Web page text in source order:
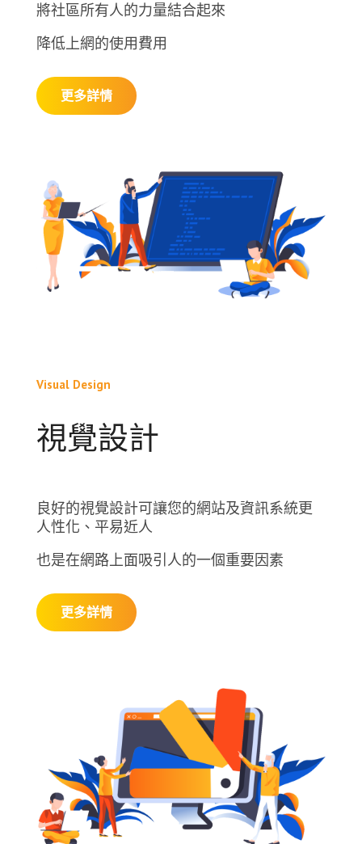
將社區所有人的力量結合起來
降低上網的使用費用
更多詳情
Visual Design
視覺設計
良好的視覺設計可讓您的網站及資訊系統更
人性化、平易近人
也是在網路上面吸引人的一個重要因素
更多詳情